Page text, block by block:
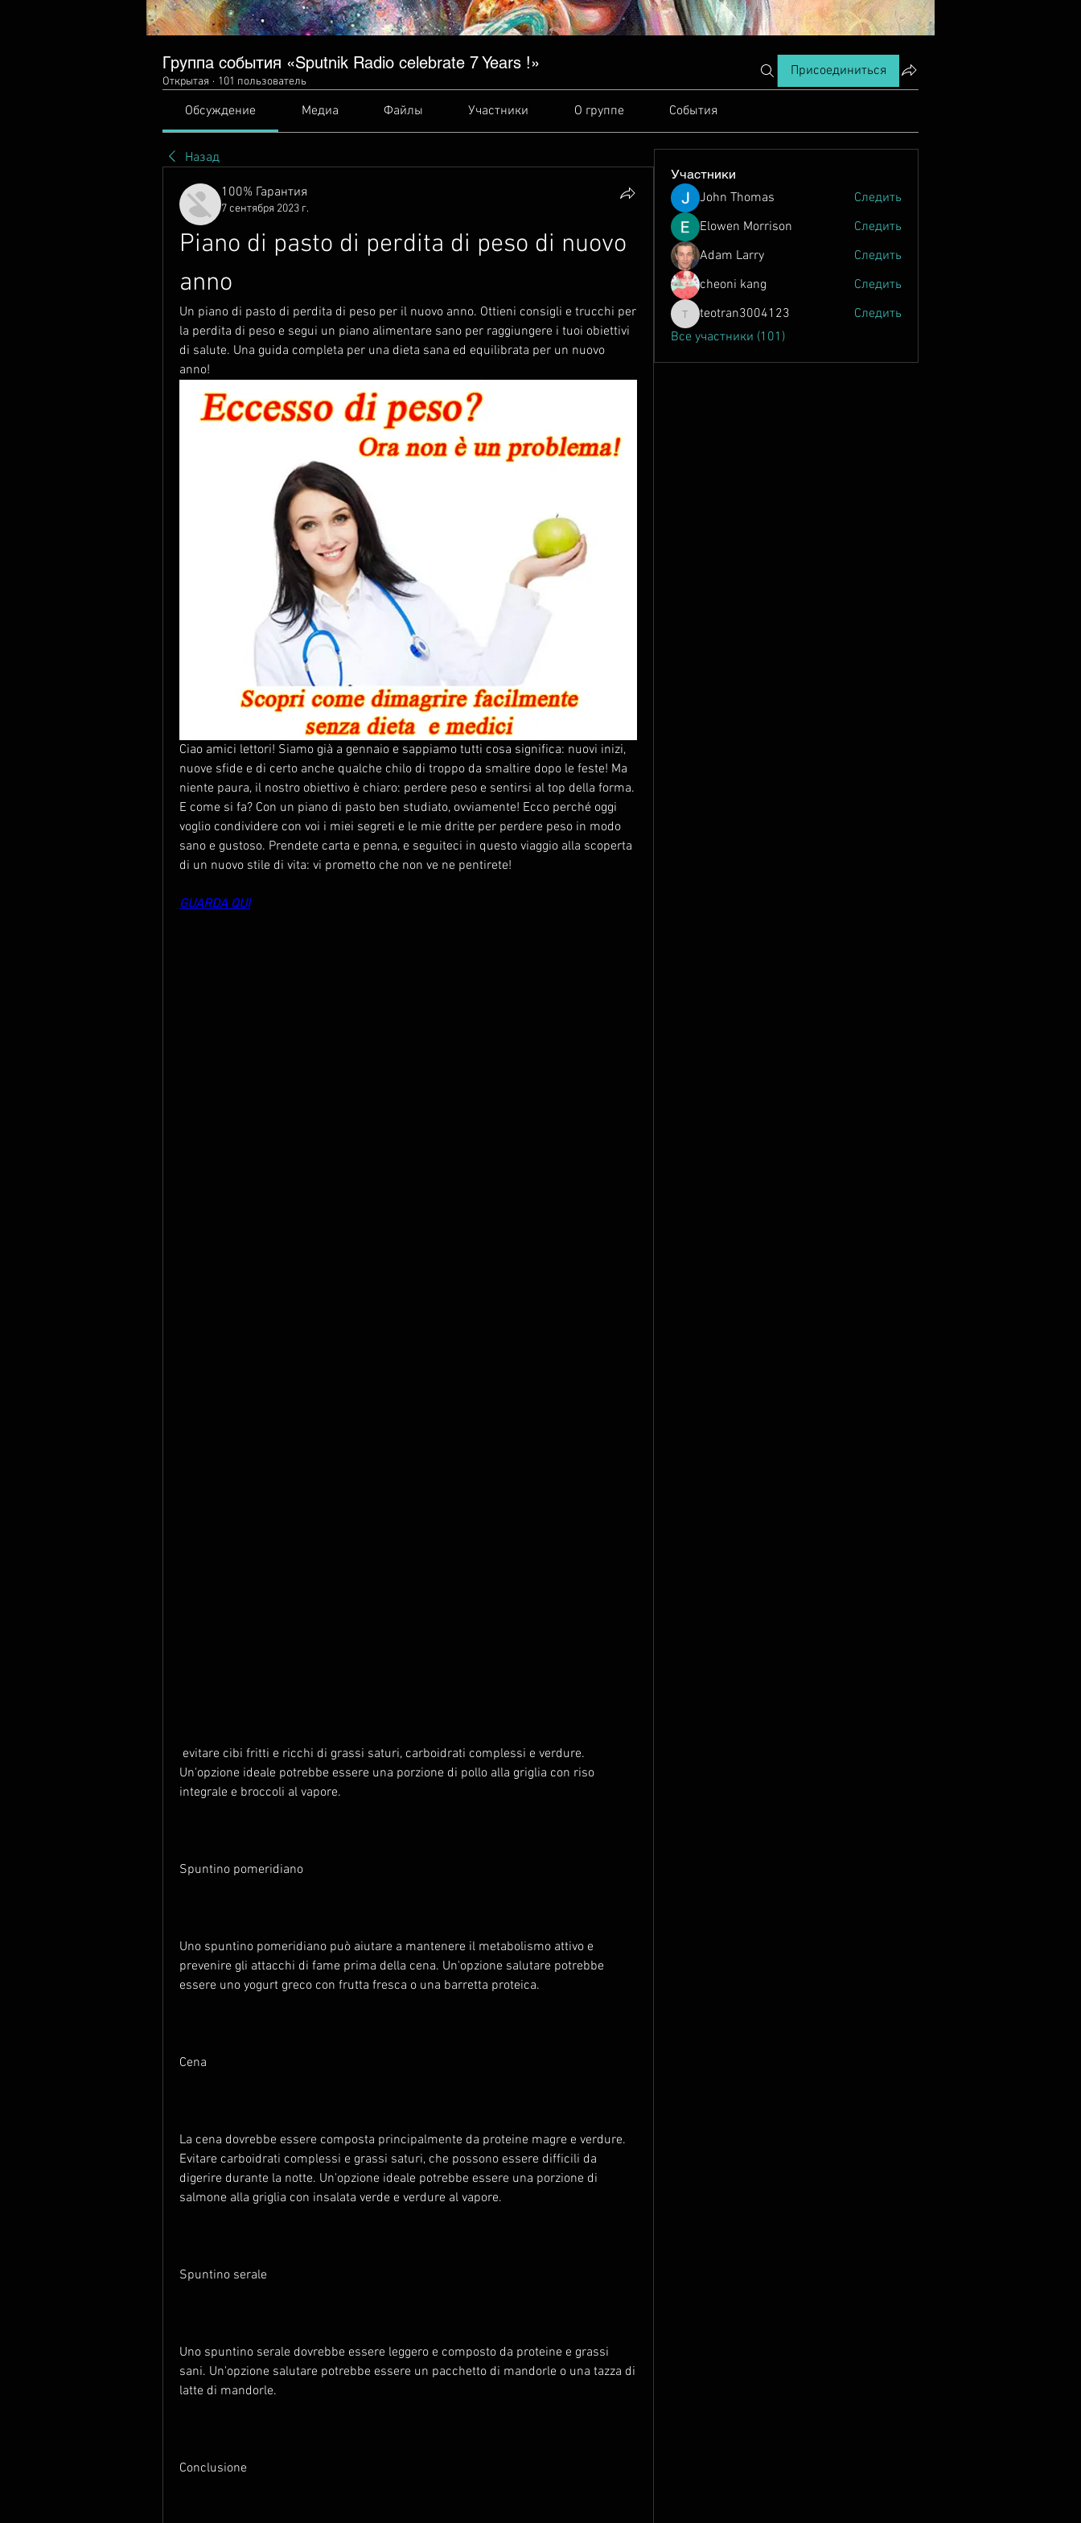
Группа события «Sputnik Radio сelebrate 7 Years !»
Открытая · 101 пользователь
Присоединиться
Обсуждение Медиа Файлы Участники О группе События
Назад
100% Гарантия
7 сентября 2023 г.
Piano di pasto di perdita di peso di nuovo
anno
Un piano di pasto di perdita di peso per il nuovo anno. Ottieni consigli e trucchi per
la perdita di peso e segui un piano alimentare sano per raggiungere i tuoi obiettivi
di salute. Una guida completa per una dieta sana ed equilibrata per un nuovo
anno!
Ciao amici lettori! Siamo già a gennaio e sappiamo tutti cosa significa: nuovi inizi,
nuove sfide e di certo anche qualche chilo di troppo da smaltire dopo le feste! Ma
niente paura, il nostro obiettivo è chiaro: perdere peso e sentirsi al top della forma.
E come si fa? Con un piano di pasto ben studiato, ovviamente! Ecco perché oggi
voglio condividere con voi i miei segreti e le mie dritte per perdere peso in modo
sano e gustoso. Prendete carta e penna, e seguiteci in questo viaggio alla scoperta
di un nuovo stile di vita: vi prometto che non ve ne pentirete!
GUARDA QUI
Un'opzione ideale potrebbe essere una porzione di pollo alla griglia con riso
integrale e broccoli al vapore.
Spuntino pomeridiano
Uno spuntino pomeridiano può aiutare a mantenere il metabolismo attivo e
prevenire gli attacchi di fame prima della cena. Un'opzione salutare potrebbe
essere uno yogurt greco con frutta fresca o una barretta proteica.
Cena
La cena dovrebbe essere composta principalmente da proteine magre e verdure.
Evitare carboidrati complessi e grassi saturi, che possono essere difficili da
digerire durante la notte. Un'opzione ideale potrebbe essere una porzione di
salmone alla griglia con insalata verde e verdure al vapore.
Spuntino serale
Uno spuntino serale dovrebbe essere leggero e composto da proteine e grassi
sani. Un'opzione salutare potrebbe essere un pacchetto di mandorle o una tazza di
latte di mandorle.
Conclusione
Участники
John Thomas
Следить
Elowen Morrison
Следить
Adam Larry
Следить
cheoni kang
Следить
teotran3004123
teotran3004123
Следить
Все участники (101)